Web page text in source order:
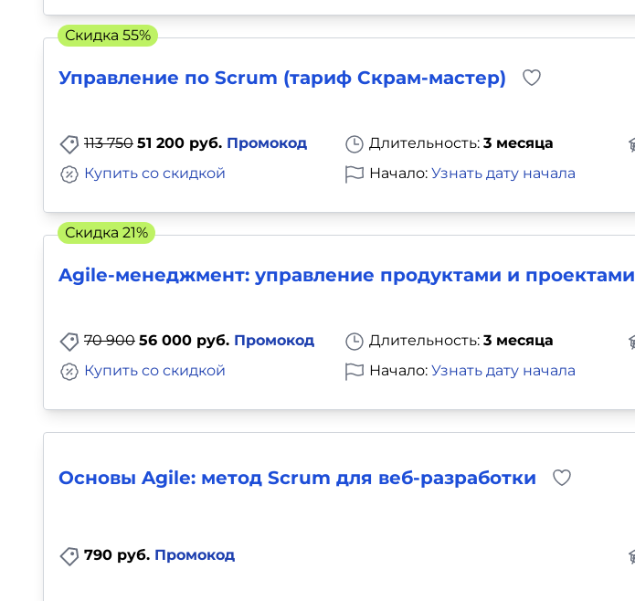
Управление по Scrum (тариф Скрам-мастер)
113 750 51 200 руб. Промокод Длительность: 3 месяца
Купить со скидкой
Начало: Узнать дату начала
Скидка 55%
Agile-менеджмент: управление продуктами и проектами
70 900 56 000 руб. Промокод Длительность: 3 месяца
Купить со скидкой
Начало: Узнать дату начала
Скидка 21%
Основы Agile: метод Scrum для веб-разработки
790 руб. Промокод